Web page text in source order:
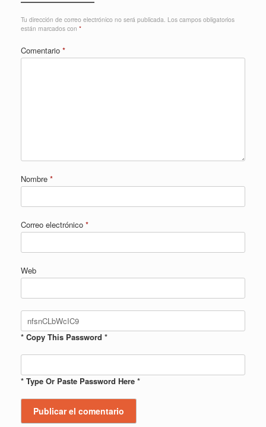
Tu dirección de correo electrónico no será publicada. Los campos obligatorios
están marcados con *
Comentario *
Nombre *
Correo electrónico *
Web
* Copy This Password *
* Type Or Paste Password Here *